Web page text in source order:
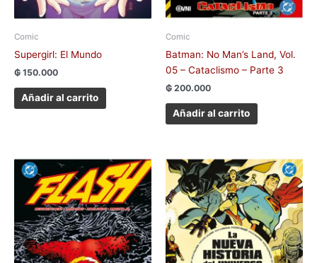
Comic
Supergirl: El Mundo
₲ 150.000
Añadir al carrito
Comic
Batman: No Man’s Land, Vol.
05 – Cataclismo – Parte 3
₲ 200.000
Añadir al carrito